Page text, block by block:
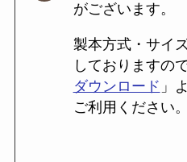
がございます。
製本方式・サイ
しておりますの
ダウンロード 」
ご利用ください。